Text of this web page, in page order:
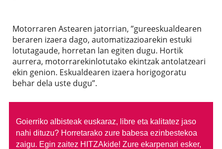
Motorraren Astearen jatorrian, ”gureeskualdearen
beraren izaera dago, automatizazioarekin estuki
lotutagaude, horretan lan egiten dugu. Hortik
aurrera, motorrarekinlotutako ekintzak antolatzeari
ekin genion. Eskualdearen izaera horigogoratu
behar dela uste dugu”.
Goierriko albisteak euskaraz, libre eta kalitatez jaso
nahi dituzu? Horretarako zure babesa ezinbestekoa
zaigu. Egin zaitez HITZAkide! Zure ekarpenari esker,